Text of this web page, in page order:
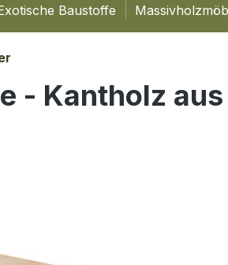
Baustoffe
- Kantholz